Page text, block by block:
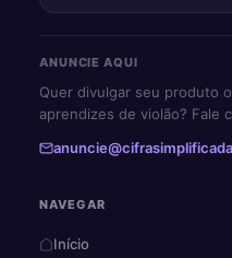
ANUNCIE AQUI
Quer divulgar seu produto
aprendizes de violão? Fale
NAVEGAR
Início